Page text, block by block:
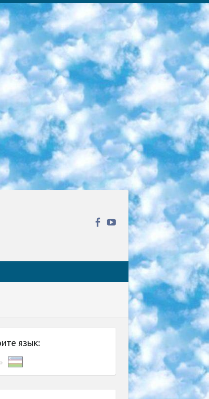
публикуют подборки видеолекций, составленные экспертами из разных отраслей и объединённые общими темами. Среди них, к примеру, есть серии «Биоинформатика и геномика», «Культура средневековой Скандинавии» и Cinema Studies о теории кино. Каждая подборка лекций — логически связанная история, рассказанная экспертом от первого лица. Кроме того, на сайте появляются научно-образовательные статьи и тесты на разные темы. 7. «Newочём» Команда проекта «Newочём» отбирает самые интересные тексты из англоязычных СМИ и переводит те из них, за которые голосуют участники сообщества «ВКонтакте». По большей части это научно-популярные статьи. Редакторы придумывают лишь заголовки, в остальном содержание переводов соответствует оригиналам. Полные тексты можно читать прямо в социальной сети. 8. InternetUrok Онлайн-база материалов по основным дисциплинам школьной программы. Информация на сайте структурирована по классам, предметам и темам (урокам). Каждый урок состоит из видеолекций и конспектов. Есть также интерактивные тренажёры и тесты для закрепления пройденного материала. Даже если вы давно окончили школу, возможность повторить программу старших классов всегда может пригодиться. 9. Edutainme Ещё один ресурс об образовании. В отличие от Newtonew, как мне кажется, Edutainme больше ориентируется на представителей индустрии: педагогов, предпринимателей, разработчиков образовательных проектов. Но и любой, кто просто стремится к саморазвитию, найдёт на сайте много полезного и интересного для себя. Например, информацию о новых курсах и образовательных сервисах. 10. Newtonew Онлайн-медиа об образовании и обучении в широком смысле. Авторы Newtonew пишут об инструментах, заведениях, тактиках и стратегиях, которые помогают учить других и получать новые знания самостоятельно. На этой площадке вы найдёте новости, обзоры, аналитические мат
язык: